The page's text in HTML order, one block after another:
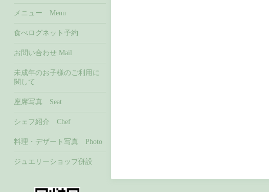
メニュー Menu
食べログネット予約
お問い合わせ Mail
未成年のお子様のご利用に
関して
座席写真 Seat
シェフ紹介 Chef
料理・デザート写真 Photo
ジュエリーショップ併設